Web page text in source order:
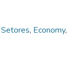
Setores, Economy,